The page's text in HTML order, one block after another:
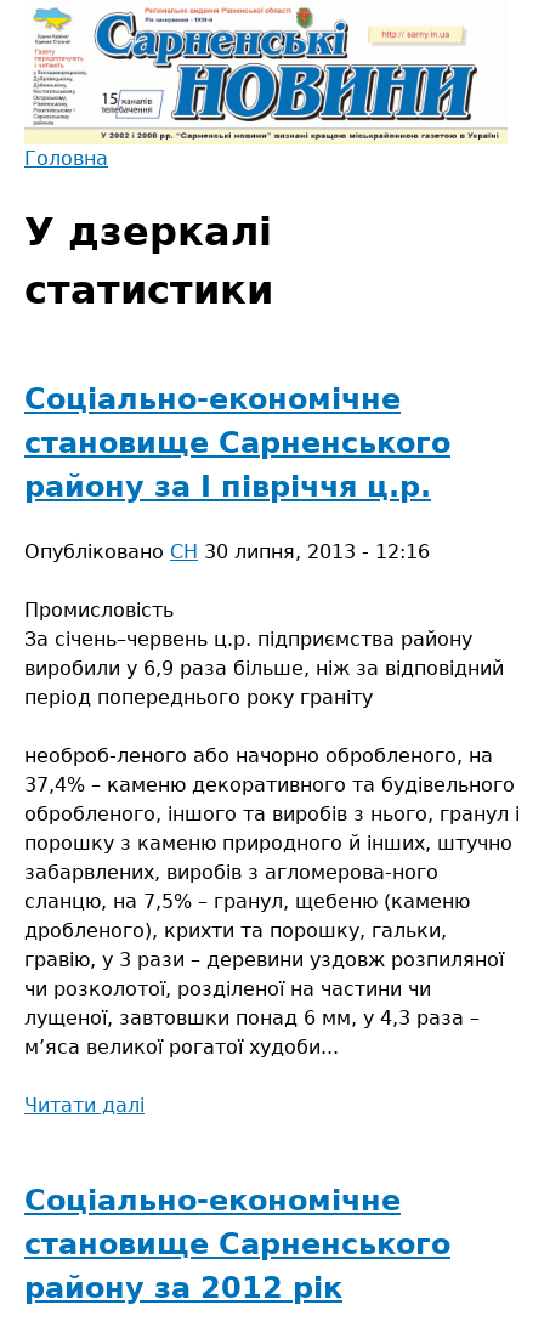
Jump
navigation
є
тут
Головна
to
top
У дзеркалі
статистики
Соціально-економічне
становище Сарненського
району за І півріччя ц.р.
Опубліковано СН 30 липня, 2013 - 12:16
Промисловість
За січень–червень ц.р. підприємства району
виробили у 6,9 раза більше, ніж за відповідний
період попереднього року граніту
необроб-леного або начорно обробленого, на
37,4% – каменю декоративного та будівельного
обробленого, іншого та виробів з нього, гранул і
порошку з каменю природного й інших, штучно
забарвлених, виробів з агломерова-ного
сланцю, на 7,5% – гранул, щебеню (каменю
дробленого), крихти та порошку, гальки,
гравію, у 3 рази – деревини уздовж розпиляної
чи розколотої, розділеної на частини чи
лущеної, завтовшки понад 6 мм, у 4,3 раза –
м’яса великої рогатої худоби...
Читати далі
становище
Сарненського
району
за
І
Соціально-економічне
становище Сарненського
району за 2012 рік